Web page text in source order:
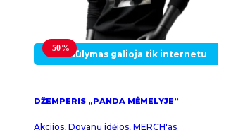
-50%
Pasiūlymas galioja tik internetu
DŽEMPERIS „PANDA MĖMELYJE”
Akcijos, Dovanų idėjos, MERCH'as